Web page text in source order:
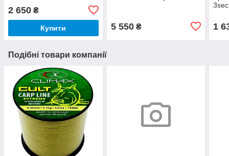
2 650 ₴
Купити 5 550₴ 1
Подібні товари компанії